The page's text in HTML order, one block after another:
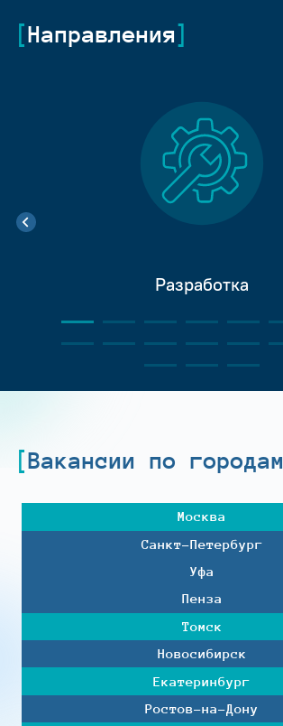
Направления
Разработка
Вакансии по городам
Москва
Санкт-Петербург
Уфа
Пенза
Томск
Новосибирск
Екатеринбург
Ростов-на-Дону